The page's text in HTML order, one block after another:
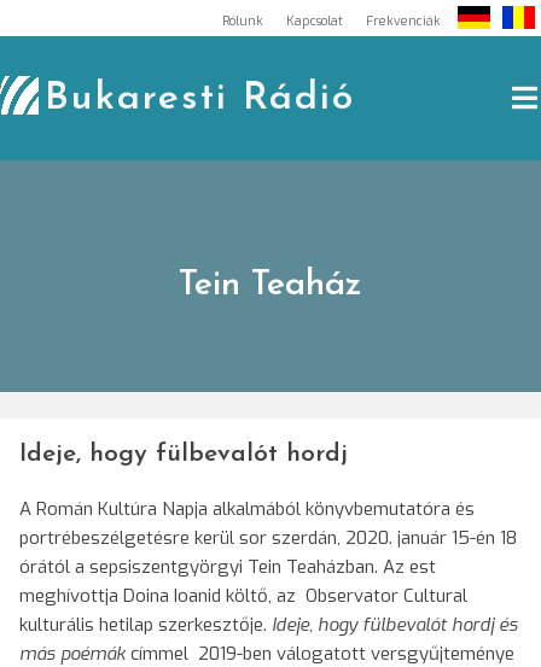
to
content
Rólunk Kapcsolat Frekvenciák
Bukaresti Rádió
Tein Teaház
Ideje, hogy fülbevalót hordj
A Román Kultúra Napja alkalmából könyvbemutatóra és
portrébeszélgetésre kerül sor szerdán, 2020. január 15-én 18
órától a sepsiszentgyörgyi Tein Teaházban. Az est
meghívottja Doina Ioanid költő, az Observator Cultural
kulturális hetilap szerkesztője. Ideje, hogy fülbevalót hordj és
más poémák címmel 2019-ben válogatott versgyűjteménye